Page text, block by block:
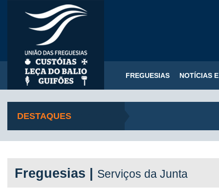
FREGUESIAS NOTÍCIAS
DESTAQUES
Freguesias | Serviços da Junta